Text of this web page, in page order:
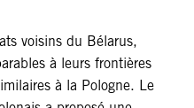
voisins du Bélarus,
à leurs frontières
à la Pologne. Le